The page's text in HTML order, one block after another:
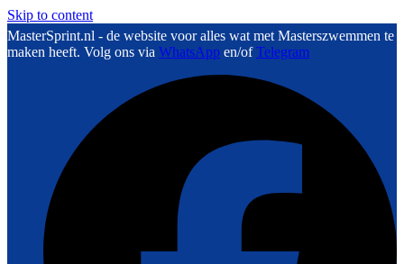
Skip to content
MasterSprint.nl - de website voor alles wat met Masterszwemmen te
maken heeft. Volg ons via WhatsApp en/ofTelegram